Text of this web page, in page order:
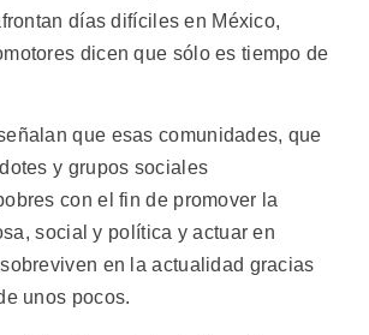
días difíciles en México,
dicen que sólo es tiempo de
que esas comunidades, que
y grupos sociales
con el fin de promover la
social y política y actuar en
en la actualidad gracias
unos pocos.